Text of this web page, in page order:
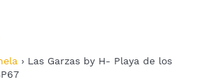
› Las Garzas by H- Playa de los